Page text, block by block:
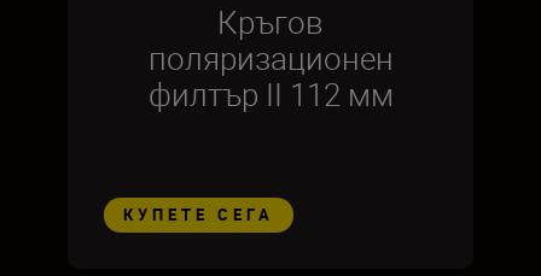
Кръгов
поляризационен
филтър II 112 мм
КУПЕТЕ СЕГА